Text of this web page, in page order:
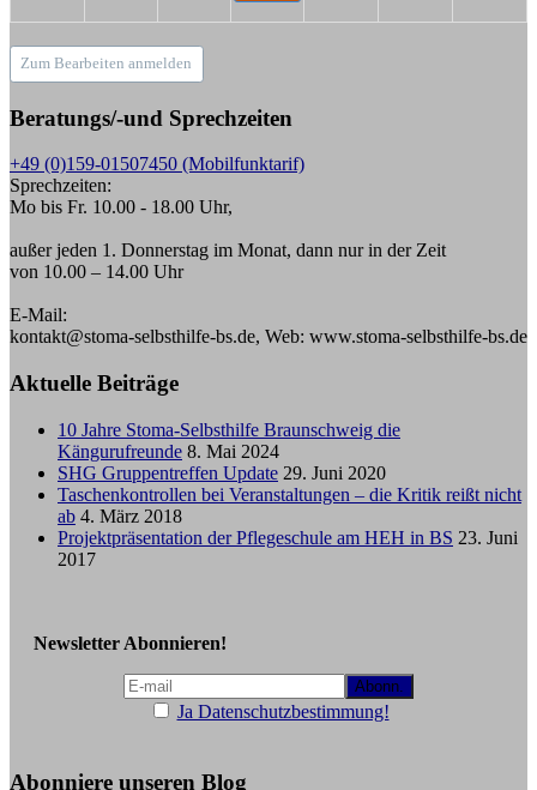
Zum Bearbeiten anmelden
Beratungs/-und Sprechzeiten
+49 (0)159-01507450 (Mobilfunktarif)
Sprechzeiten:
Mo bis Fr. 10.00 - 18.00 Uhr,
außer jeden 1. Donnerstag im Monat, dann nur in der Zeit
von 10.00 – 14.00 Uhr
E-Mail:
kontakt@stoma-selbsthilfe-bs.de, Web: www.stoma-selbsthilfe-bs.de
Aktuelle Beiträge
10 Jahre Stoma-Selbsthilfe Braunschweig die
Kängurufreunde 8. Mai 2024
SHG Gruppentreffen Update 29. Juni 2020
Taschenkontrollen bei Veranstaltungen – die Kritik reißt nicht
ab 4. März 2018
Projektpräsentation der Pflegeschule am HEH in BS 23. Juni
2017
Newsletter Abonnieren!
Ja Datenschutzbestimmung!
Abonniere unseren Blog